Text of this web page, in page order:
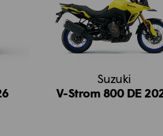
Suzuki
V-Strom 800 DE